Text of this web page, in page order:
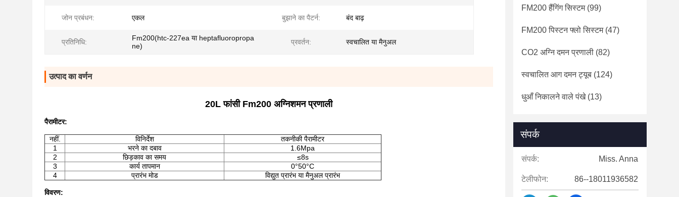
जोन प्रबंधन: एकल बुझाने का पैटर्न: बंद बाढ़
प्रतिनिधि:
Fm200(htc-227ea या heptafluoropropa
ne)
प्रवर्तन: स्वचालित या मैनुअल
उत्पाद का वर्णन
20L फांसी Fm200 अग्निशमन प्रणाली
पैरामीटर:
नहीं. विनिर्देश
तकनीकी पैरामीटर
1
भरने का दबाव
1.6Mpa
2
छिड़काव का समय
≤8s
3
कार्य तापमान
0°50°C
4
प्रारंभ मोड विद्युत प्रारंभ या मैनुअल प्रारंभ
विवरण:
FM200 हैंगिंग सिस्टम(99)
FM200 पिस्टन फ्लो सिस्टम(47)
CO2 अग्नि दमन प्रणाली (82)
स्वचालित आग दमन ट्यूब (124)
धुआँ निकालने वाले पंखे(13)
संपर्क
संपर्क: Miss. Anna
टेलीफोन: 86--18011936582